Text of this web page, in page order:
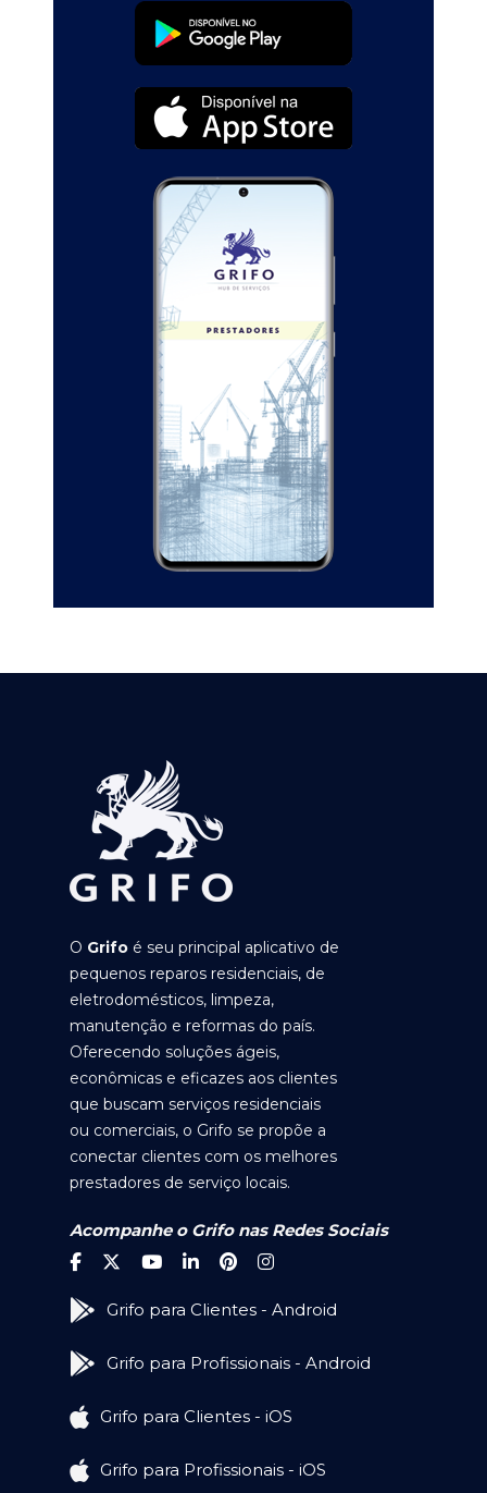
O Grifo é seu principal aplicativo de
pequenos reparos residenciais, de
eletrodomésticos, limpeza,
manutenção e reformas do país.
Oferecendo soluções ágeis,
econômicas e eficazes aos clientes
que buscam serviços residenciais
ou comerciais, o Grifo se propõe a
conectar clientes com os melhores
prestadores de serviço locais.
Acompanhe o Grifo nas Redes Sociais
Grifo para Clientes - Android
Grifo para Profissionais - Android
Grifo para Clientes - iOS
Grifo para Profissionais - iOS